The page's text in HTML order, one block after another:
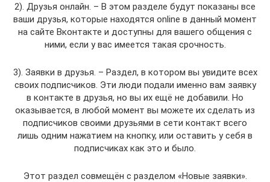
2). Друзья онлайн. – В этом разделе будут показаны все
ваши друзья, которые находятся online в данный момент
на сайте Вконтакте и доступны для вашего общения с
ними, если у вас имеется такая срочность.
3). Заявки в друзья. – Раздел, в котором вы увидите всех
своих подписчиков. Эти люди подали именно вам заявку
в контакте в друзья, но вы их ещё не добавили. Но
оказывается, в любой момент вы можете их сделать из
подписчиков своими друзьями в сети контакт всего
лишь одним нажатием на кнопку, или оставить у себя в
подписчиках как это и было.
Этот раздел совмещён с разделом «Новые заявки».